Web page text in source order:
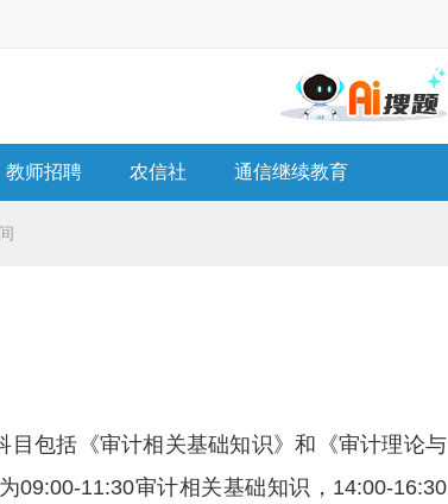
教师招聘 农信社 通信继续教育
包括《审计相关基础知识》和《审计理论与
09:00-11:30审计相关基础知识，14:00-16:30